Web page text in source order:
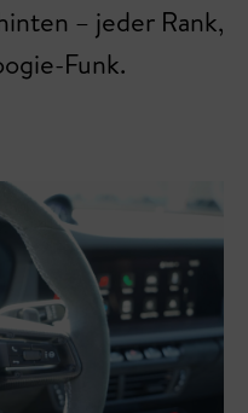
– jeder Rank,
Funk.